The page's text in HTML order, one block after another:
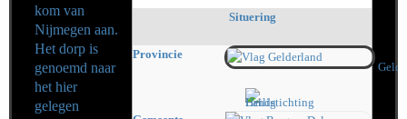
Situering
Provincie
kom van
Nijmegen aan.
Het dorp is
genoemd naar
het hier
gelegen